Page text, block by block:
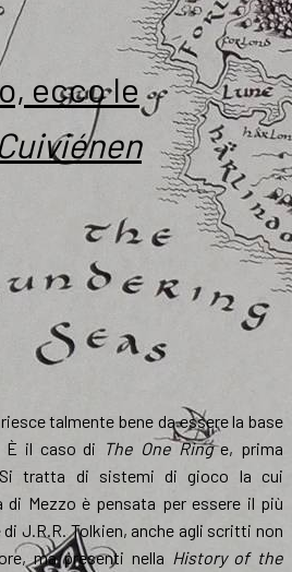
ecco le
talmente bene da essere la base
È il caso di The One Ringe, prima
tratta di sistemi di gioco la cui
di Mezzo è pensata per essere il più
J.R.R. Tolkien, anche agli scritti non
ma presenti nella History of the